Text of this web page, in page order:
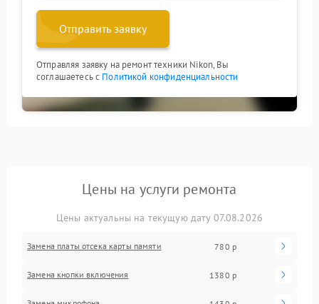
Отправить заявку
Отправляя заявку на ремонт техники Nikon, Вы
соглашаетесь с Политикой конфиденциальности
Цены на услуги ремонта
Цены актуальны на текущую дату 07.08.2026
Замена платы отсека карты памяти 780 р
Замена кнопки включения 1380 р